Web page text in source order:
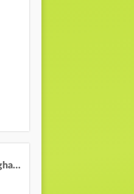
Neugebauer vor EM in Birmingham: